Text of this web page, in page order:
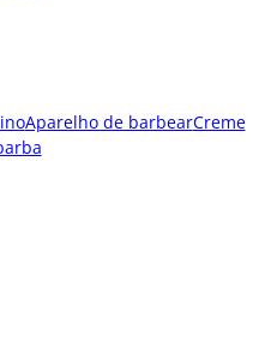
Aparelho de barbearCreme